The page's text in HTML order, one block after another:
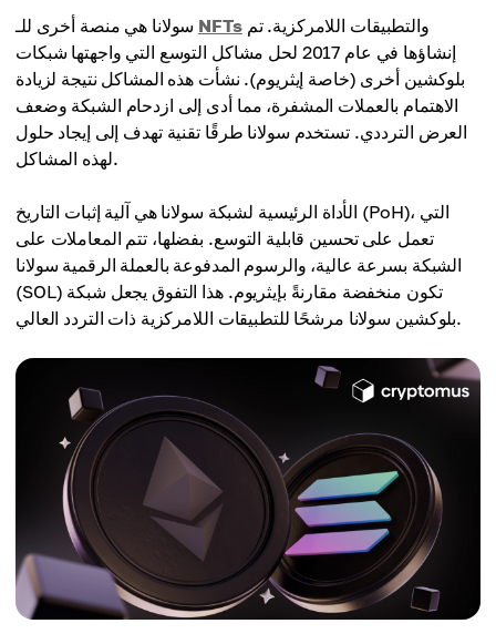
NFTsوالتطبيقات اللامركزية. تم
إنشاؤها في عام 2017 لحل مشاكل التوسع التي واجهتها شبكات
بلوكشين أخرى (خاصة إيثريوم). نشأت هذه المشاكل نتيجة لزيادة
الاهتمام بالعملات المشفرة، مما أدى إلى ازدحام الشبكة وضعف
العرض الترددي. تستخدم سولانا طرقًا تقنية تهدف إلى إيجاد حلول
لهذه المشاكل.
الأداة الرئيسية لشبكة سولانا هي آلية إثبات التاريخ (PoH)، التي
تعمل على تحسين قابلية التوسع. بفضلها، تتم المعاملات على
الشبكة بسرعة عالية، والرسوم المدفوعة بالعملة الرقمية سولانا
(SOL) تكون منخفضة مقارنةً بإيثريوم. هذا التفوق يجعل شبكة
بلوكشين سولانا مرشحًا للتطبيقات اللامركزية ذات التردد العالي.